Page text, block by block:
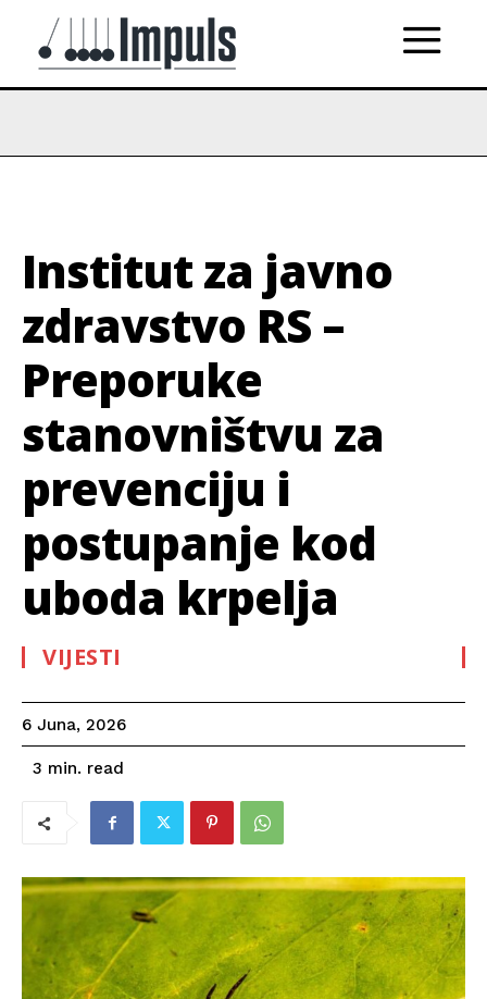
Institut za javno
zdravstvo RS –
Preporuke
stanovništvu za
prevenciju i
postupanje kod
uboda krpelja
VIJESTI
6 Juna, 2026
3 min. read